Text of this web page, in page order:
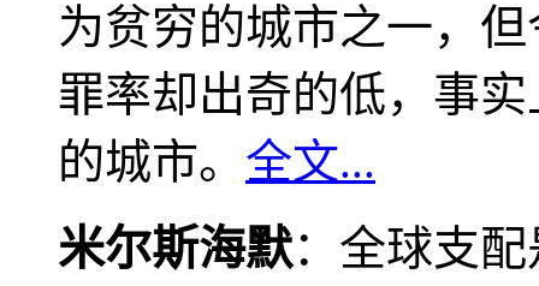
为贫穷的城市之一，
罪率却出奇的低，事
的城市。 全文...
米尔斯海默：全球支